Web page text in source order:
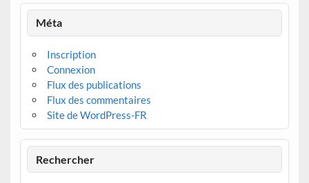
Méta
Inscription
Connexion
Flux des publications
Flux des commentaires
Site de WordPress-FR
Rechercher